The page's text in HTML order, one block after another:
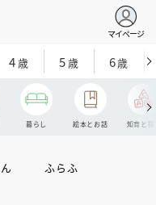
マイページ
4歳 5歳 6歳
暮らし 絵本とお話 知育と探